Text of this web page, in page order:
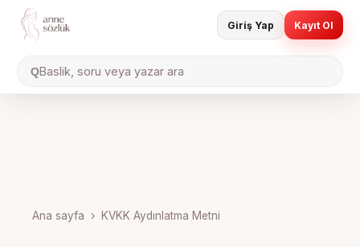
QBaslik, soru veya yazar ara
Giriş Yap Kayıt Ol
Ana sayfa › KVKK Aydınlatma Metni